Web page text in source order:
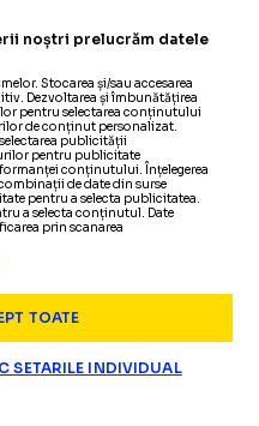
noștri prelucrăm datele
Stocarea și/sau accesarea
Dezvoltarea și îmbunătățirea
pentru selectarea conținutului
de conținut personalizat.
publicității
pentru publicitate
conținutului. Înțelegerea
de date din surse
pentru a selecta publicitatea.
a selecta conținutul. Date
prin scanarea
TOATE
SETARILE INDIVIDUAL